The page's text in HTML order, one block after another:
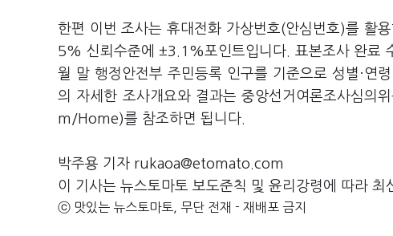
한편 이번 조사는 휴대전화 가상번호(안심번호)를 활
5% 신뢰수준에 ±3.1%포인트입니다. 표본조사 완료
월 말 행정안전부 주민등록 인구를 기준으로 성별·연
의 자세한 조사개요와 결과는 중앙선거여론조사심
m/Home)를 참조하면 됩니다.
박주용 기자 rukaoa@etomato.com
이 기사는 뉴스토마토 보도준칙 및 윤리강령에 따라 최
ⓒ 맛있는 뉴스토마토, 무단 전재 - 재배포 금지